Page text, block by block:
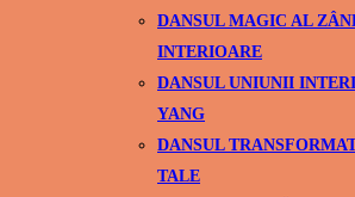
DANSUL MAGIC AL
INTERIOARE
DANSUL UNIUNII
YANG
DANSUL
TALE